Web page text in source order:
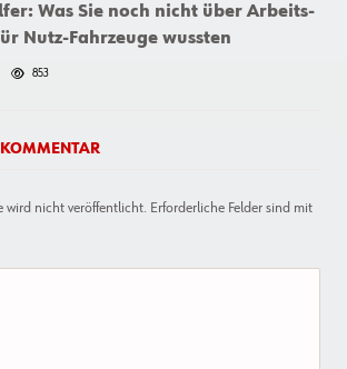
Was Sie noch nicht über Arbeits-
Nutz-Fahrzeuge wussten
853
wird nicht veröffentlicht. Erforderliche Felder sind mit